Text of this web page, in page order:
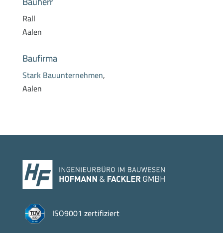
Rall
Aalen
Baufirma
Stark Bauunternehmen,
Aalen
ISO9001 zertifiziert